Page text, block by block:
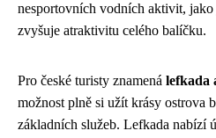
nesportovních vodních aktivit,
zvyšuje atraktivitu celého balíčku.
Pro české turisty znamená lefkada
možnost plně si užít krásy ostrova
základních služeb. Lefkada nabízí